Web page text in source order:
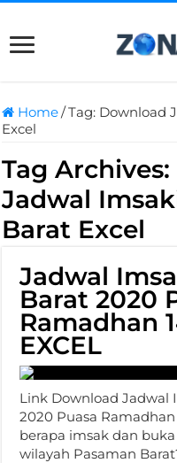
Home/Tag: Download
Excel
Tag Archives:
Jadwal
Barat Excel
Jadwal
Barat 2020
Ramadhan
EXCEL
Link Download Jadwal
2020 Puasa Ramadhan
berapa imsak dan
wilayah Pasaman